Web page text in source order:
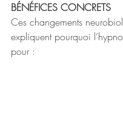
BÉNÉFICES CONCRETS
Ces changements
expliquent pourquoi
pour :